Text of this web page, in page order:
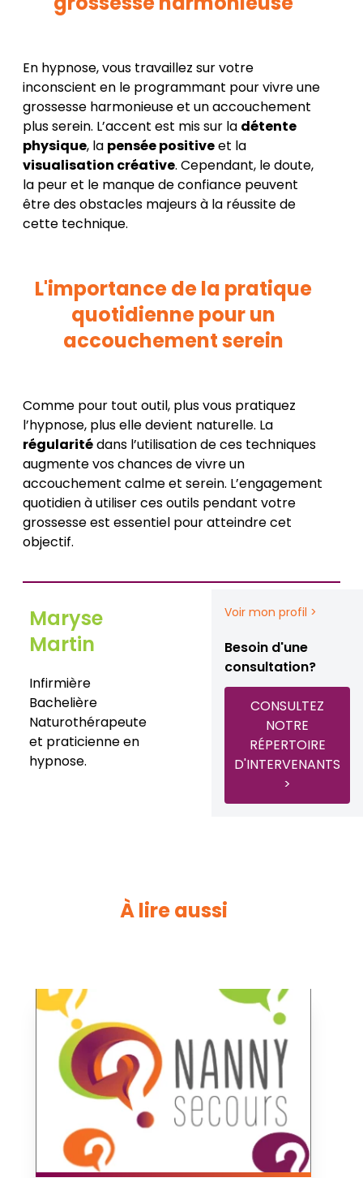
En hypnose, vous travaillez sur votre
inconscient en le programmant pour vivre une
grossesse harmonieuse et un accouchement
plus serein. L’accent est mis sur la détente
physique, la pensée positiveet la
visualisation créative. Cependant, le doute,
la peur et le manque de confiance peuvent
être des obstacles majeurs à la réussite de
cette technique.
L'importance de la pratique
quotidienne pour un
accouchement serein
Comme pour tout outil, plus vous pratiquez
l’hypnose, plus elle devient naturelle. La
régularitédans l’utilisation de ces techniques
augmente vos chances de vivre un
accouchement calme et serein. L’engagement
quotidien à utiliser ces outils pendant votre
grossesse est essentiel pour atteindre cet
objectif.
Maryse
Martin
Infirmière
Bachelière
Naturothérapeute
et praticienne en
hypnose.
Voir mon profil >
Besoin d'une
consultation?
CONSULTEZ
NOTRE
RÉPERTOIRE
D'INTERVENANTS
>
À lire aussi